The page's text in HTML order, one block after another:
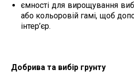
ємності для вирощування
або кольоровій гамі, щоб
інтер’єр.
Добрива та вибір грунту